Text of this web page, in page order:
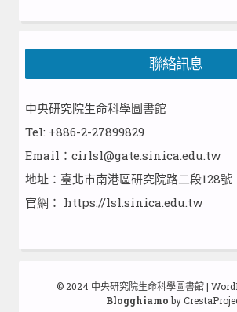
聯絡訊息
中央研究院生命科學圖書館
Tel: +886-2-27899829
Email：cirlsl@gate.sinica.edu.tw
地址：臺北市南港區研究院路二段128號
官網： https://lsl.sinica.edu.tw
© 2024 中央研究院生命科學圖書館 |
Blogghiamo by